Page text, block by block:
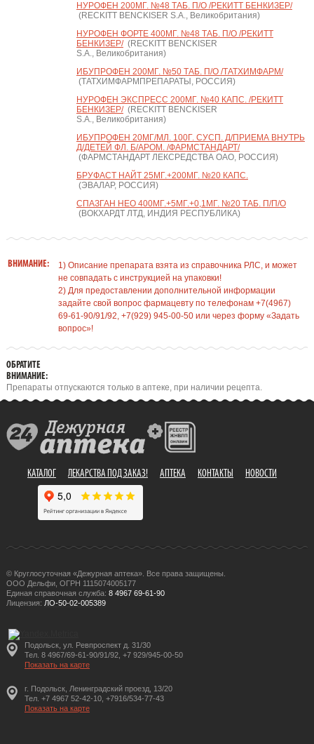
НУРОФЕН 200МГ. №48 ТАБ. П/О /РЕКИТТ БЕНКИЗЕР/
(RECKITT BENCKISER S.A., Великобритания)
НУРОФЕН ФОРТЕ 400МГ. №48 ТАБ. П/О /РЕКИТТ
БЕНКИЗЕР/(RECKITT BENCKISER
S.A., Великобритания)
ИБУПРОФЕН 200МГ. №50 ТАБ. П/О /ТАТХИМФАРМ/
(ТАТХИМФАРМПРЕПАРАТЫ, РОССИЯ)
НУРОФЕН ЭКСПРЕСС 200МГ. №40 КАПС. /РЕКИТТ
БЕНКИЗЕР/(RECKITT BENCKISER
S.A., Великобритания)
ИБУПРОФЕН 20МГ/МЛ. 100Г. СУСП. Д/ПРИЕМА ВНУТРЬ
Д/ДЕТЕЙ ФЛ. Б/АРОМ. /ФАРМСТАНДАРТ/
(ФАРМСТАНДАРТ ЛЕКСРЕДСТВА ОАО, РОССИЯ)
БРУФАСТ НАЙТ 25МГ.+200МГ. №20 КАПС.
(ЭВАЛАР, РОССИЯ)
СПАЗГАН НЕО 400МГ.+5МГ.+0,1МГ. №20 ТАБ. П/П/О
(ВОКХАРДТ ЛТД, ИНДИЯ РЕСПУБЛИКА)
ВНИМАНИЕ:
1) Описание препарата взята из справочника РЛС, и может
не совпадать с инструкцией на упаковки!
2) Для предоставлении дополнительной информации
задайте свой вопрос фармацевту по телефонам +7(4967)
69-61-90/91/92, +7(929) 945-00-50 или через форму «Задать
вопрос»!
ОБРАТИТЕ
ВНИМАНИЕ:
Препараты отпускаются только в аптеке, при наличии рецепта.
КАТАЛОГ ЛЕКАРСТВА ПОД ЗАКАЗ! АПТЕКА КОНТАКТЫ НОВОСТИ
© Круглосуточная «Дежурная аптека». Все права защищены.
ООО Дельфи, ОГРН 1115074005177
Единая справочная служба: 8 4967 69-61-90
Лицензия: ЛО-50-02-005389
Подольск, ул. Ревпроспект д. 31/30
Тел. 8 4967/69-61-90/91/92, +7 929/945-00-50
Показать на карте
г. Подольск, Ленинградский проезд, 13/20
Тел. +7 4967 52-42-10, +7916/534-77-43
Показать на карте